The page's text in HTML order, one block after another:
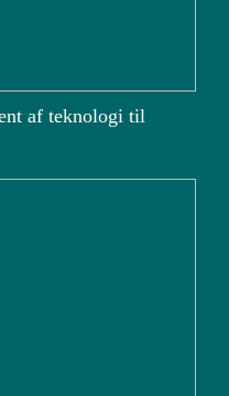
af teknologi til